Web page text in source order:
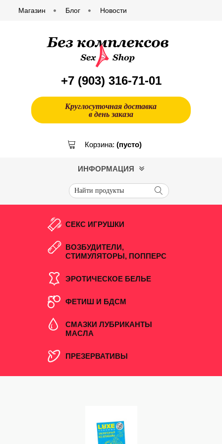
Магазин Блог Новости
+7 (903) 316-71-01
Круглосуточная доставка
в день заказа
Корзина: (пусто)
ИНФОРМАЦИЯ
СЕКС ИГРУШКИ
ВОЗБУДИТЕЛИ,
СТИМУЛЯТОРЫ, ПОППЕРС
ЭРОТИЧЕСКОЕ БЕЛЬЕ
ФЕТИШ И БДСМ
СМАЗКИ ЛУБРИКАНТЫ
МАСЛА
ПРЕЗЕРВАТИВЫ